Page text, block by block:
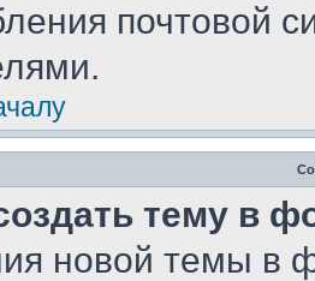
почтовой
тему в
новой темы в